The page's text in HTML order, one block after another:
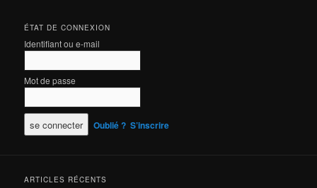
ÉTAT DE CONNEXION
Identifiant ou e-mail
Mot de passe
Oublié ? S’inscrire
ARTICLES RÉCENTS